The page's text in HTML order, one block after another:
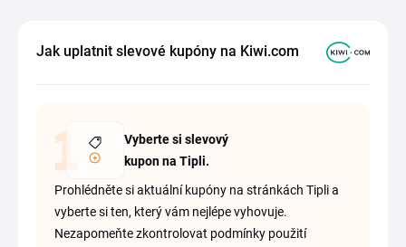
Jak uplatnit slevové kupóny na Kiwi.com
Vyberte si slevový
kupon na Tipli.
Prohlédněte si aktuální kupóny na stránkách Tipli a
vyberte si ten, který vám nejlépe vyhovuje.
Nezapomeňte zkontrolovat podmínky použití